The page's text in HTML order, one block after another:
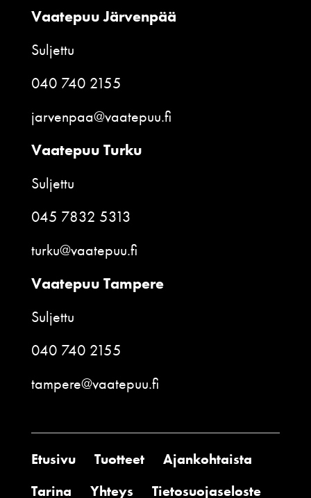
Vaatepuu Järvenpää
Suljettu
040 740 2155
jarvenpaa@vaatepuu.fi
Vaatepuu Turku
Suljettu
045 7832 5313
turku@vaatepuu.fi
Vaatepuu Tampere
Suljettu
040 740 2155
tampere@vaatepuu.fi
Etusivu Tuotteet
Ajankohtaista
Tarina
Yhteys Tietosuojaseloste